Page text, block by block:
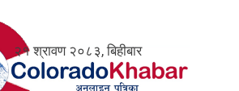
२१ श्रावण २०८३, बिहीबार